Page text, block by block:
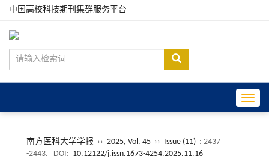
中国高校科技期刊集群服务平台
南方医科大学学报 ›› 2025, Vol. 45 ›› Issue (11) : 2437
-2443.
DOI: 10.12122/j.issn.1673-4254.2025.11.16